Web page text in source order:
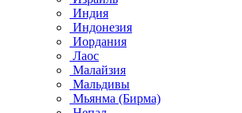
Индия
Индонезия
Иордания
Лаос
Малайзия
Мальдивы
Мьянма (Бирма)